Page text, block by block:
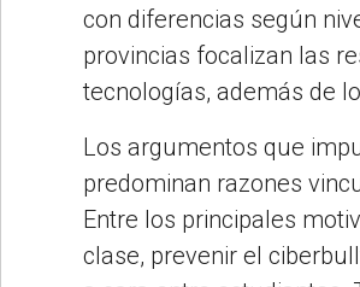
con diferencias según
provincias focalizan las
tecnologías, además de
Los argumentos que
predominan razones
Entre los principales
clase, prevenir el